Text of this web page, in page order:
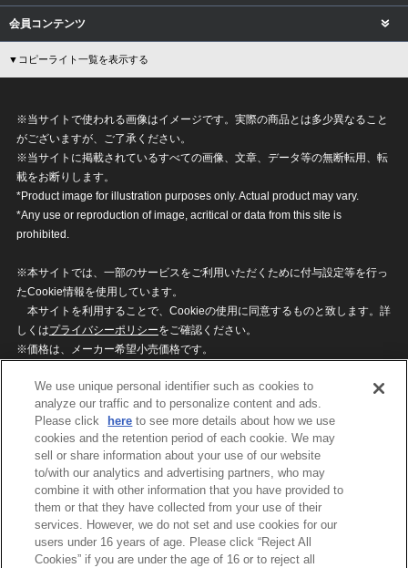
会員コンテンツ
▼コピーライト一覧を表示する
※当サイトで使われる画像はイメージです。実際の商品とは多少異なること
がございますが、ご了承ください。
※当サイトに掲載されているすべての画像、文章、データ等の無断転用、転
載をお断りします。
*Product image for illustration purposes only. Actual product may vary.
*Any use or reproduction of image, acritical or data from this site is
prohibited.
※本サイトでは、一部のサービスをご利用いただくために付与設定等を行っ
たCookie情報を使用しています。
本サイトを利用することで、Cookieの使用に同意するものと致します。詳
しくはプライバシーポリシーをご確認ください。
※価格は、メーカー希望小売価格です。
ざいますのでご了承ください。
privacypolicy
Do Not Sell or Share My
Personal Information
ウェブサイトご利用条件
ソーシャルメディアポリシー
個人情報保護方針
お問い合わせ
©BANDAI
We use unique personal identifier such as cookies to
analyze our traffic and to personalize content and ads.
Please click
here to see more details about how we use
cookies and the retention period of each cookie. We may
sell or share information about your use of our website
to/with our analytics and advertising partners, who may
combine it with other information that you have provided to
them or that they have collected from your use of their
services. However, we do not set and use cookies for our
users under 16 years of age. Please click “Reject All
Cookies” if you are under the age of 16 or to reject all